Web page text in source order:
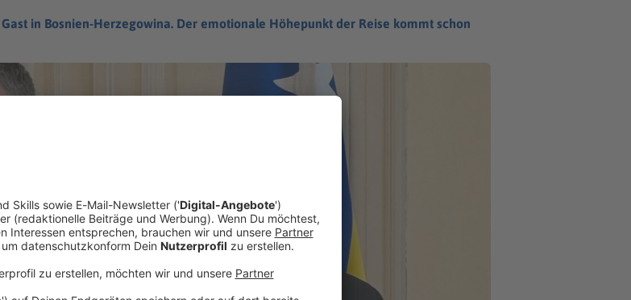
in Bosnien-Herzegowina. Der emotionale Höhepunkt der Reise kommt schon